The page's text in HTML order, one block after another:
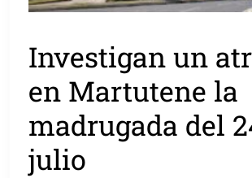
Investigan un
en Martutene la
madrugada del
julio